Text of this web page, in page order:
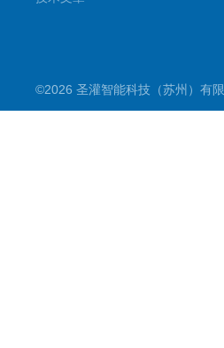
©2026 圣灌智能科技（苏州）